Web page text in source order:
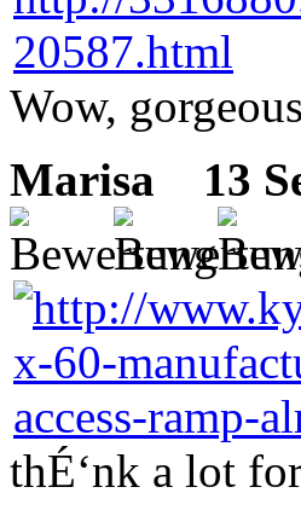
Wow,
Marisa
13
thÉ‘nk a lot